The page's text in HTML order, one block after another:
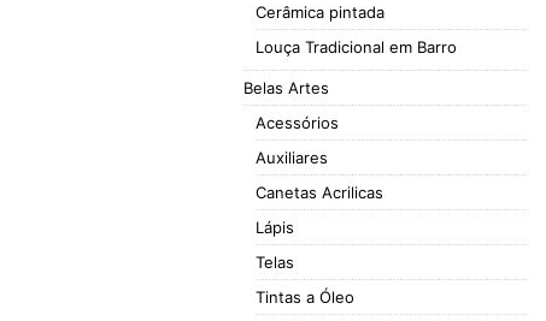
Cerâmica pintada
Louça Tradicional em Barro
Belas Artes
Acessórios
Auxiliares
Canetas Acrilicas
Lápis
Telas
Tintas a Óleo